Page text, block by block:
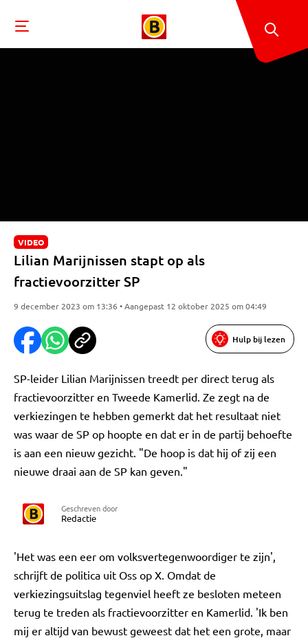
VIDEO
Lilian Marijnissen stapt op als
fractievoorzitter SP
9 december 2023 om 13:36 • Aangepast 12 oktober 2025 om 04:49
Hulp bij lezen
SP-leider Lilian Marijnissen treedt per direct terug als
fractievoorzitter en Tweede Kamerlid. Ze zegt na de
verkiezingen te hebben gemerkt dat het resultaat niet
was waar de SP op hoopte en dat er in de partij behoefte
is aan een nieuw gezicht. "De hoop is dat hij of zij een
nieuwe draai aan de SP kan geven."
Geschreven door
Redactie
'Het was een eer om volksvertegenwoordiger te zijn',
schrijft de politica uit Oss op X. Omdat de
verkiezingsuitslag tegenviel heeft ze besloten meteen
terug te treden als fractievoorzitter en Kamerlid. 'Ik ben
mij er altijd van bewust geweest dat het een grote, maar